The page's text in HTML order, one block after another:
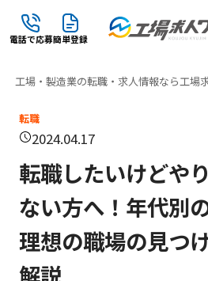
電話で応募簡単登録
工場・製造業の転職・求人情報なら工場
転職
2024.04.17
転職したいけどや
ない方へ！年代別
理想の職場の見つ